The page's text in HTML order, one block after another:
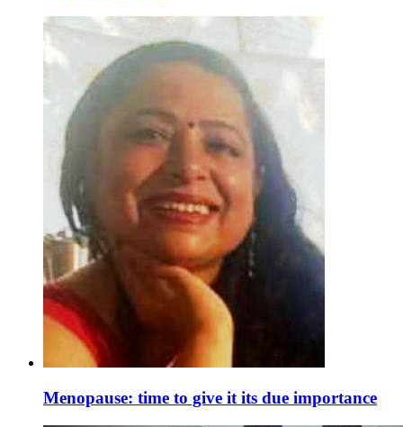
Menopause: time to give it its due importance